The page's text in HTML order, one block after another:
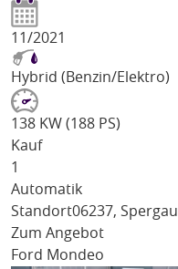
11/2021
Hybrid (Benzin/Elektro)
138 KW (188 PS)
Kauf
1
Automatik
Standort06237, Spergau
Zum Angebot
Ford Mondeo